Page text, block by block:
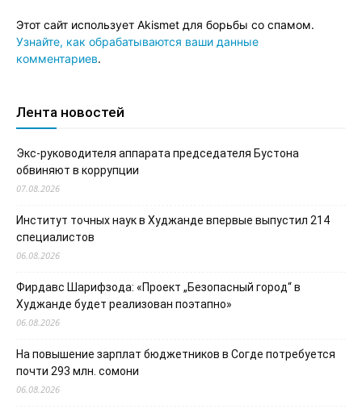
Этот сайт использует Akismet для борьбы со спамом.
Узнайте, как обрабатываются ваши данные
комментариев.
Лента новостей
Экс-руководителя аппарата председателя Бустона
обвиняют в коррупции
07.08.2026
Институт точных наук в Худжанде впервые выпустил 214
специалистов
06.08.2026
Фирдавс Шарифзода: «Проект „Безопасный город“ в
Худжанде будет реализован поэтапно»
06.08.2026
На повышение зарплат бюджетников в Согде потребуется
почти 293 млн. сомони
06.08.2026